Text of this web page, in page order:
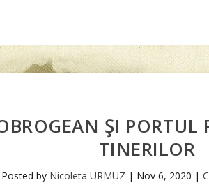
ŞI PORTUL
TINERILOR
Posted by Nicoleta URMUZ | Nov 6, 2020 |